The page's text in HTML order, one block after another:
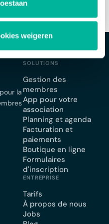
weigeren
la
SOLUTIONS
Gestion des
membres
App pour votre
association
Planning et agenda
Facturation et
paiements
Boutique en ligne
Formulaires
d'inscription
ENTREPRISE
Tarifs
À propos de nous
Jobs